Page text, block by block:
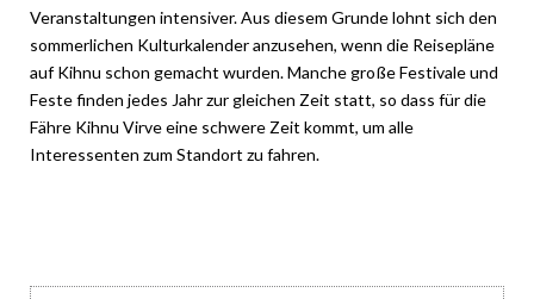
Veranstaltungen intensiver. Aus diesem Grunde lohnt sich den
sommerlichen Kulturkalender anzusehen, wenn die Reisepläne
auf Kihnu schon gemacht wurden. Manche große Festivale und
Feste finden jedes Jahr zur gleichen Zeit statt, so dass für die
Fähre Kihnu Virve eine schwere Zeit kommt, um alle
Interessenten zum Standort zu fahren.